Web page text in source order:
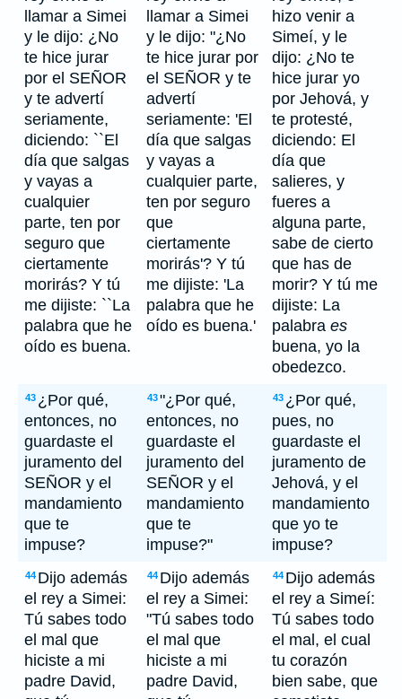
llamar a Simei
y le dijo: ¿No
te hice jurar
por el SEÑOR
y te advertí
seriamente,
diciendo: ``El
día que salgas
y vayas a
cualquier
parte, ten por
seguro que
ciertamente
morirás? Y tú
me dijiste: ``La
palabra que he
oído es buena.
llamar a Simei
y le dijo: "¿No
te hice jurar por
el SEÑOR y te
advertí
seriamente: 'El
día que salgas
y vayas a
cualquier parte,
ten por seguro
que
ciertamente
morirás'? Y tú
me dijiste: 'La
palabra que he
oído es buena.'
hizo venir a
Simeí, y le
dijo: ¿No te
hice jurar yo
por Jehová, y
te protesté,
diciendo: El
día que
salieres, y
fueres a
alguna parte,
sabe de cierto
que has de
morir? Y tú me
dijiste: La
palabra es
buena, yo la
obedezco.
43 ¿Por qué,
entonces, no
guardaste el
juramento del
SEÑOR y el
mandamiento
que te
impuse?
43"¿Por qué,
entonces, no
guardaste el
juramento del
SEÑOR y el
mandamiento
que te
impuse?"
43 ¿Por qué,
pues, no
guardaste el
juramento de
Jehová, y el
mandamiento
que yo te
impuse?
44 Dijo además
el rey a Simei:
Tú sabes todo
el mal que
hiciste a mi
padre David,
44 Dijo además
el rey a Simei:
"Tú sabes todo
el mal que
hiciste a mi
padre David,
44 Dijo además
el rey a Simeí:
Tú sabes todo
el mal, el cual
tu corazón
bien sabe, que